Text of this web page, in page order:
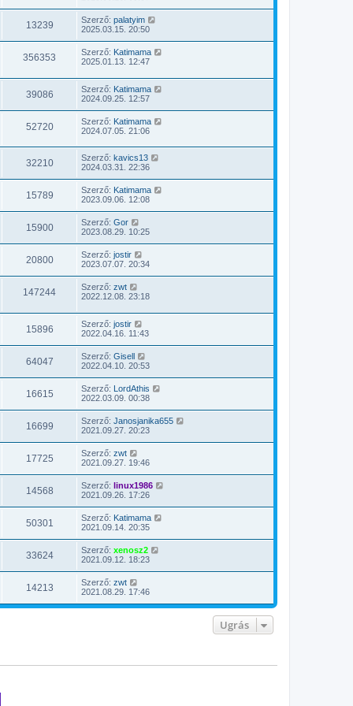
13239 Szerző: palatyim
2025.03.15. 20:50
356353 Szerző: Katimama
2025.01.13. 12:47
39086 Szerző: Katimama
2024.09.25. 12:57
52720 Szerző: Katimama
2024.07.05. 21:06
32210 Szerző: kavics13
2024.03.31. 22:36
15789 Szerző: Katimama
2023.09.06. 12:08
15900 Szerző: Gor
2023.08.29. 10:25
20800 Szerző: jostir
2023.07.07. 20:34
147244 Szerző: zwt
2022.12.08. 23:18
15896 Szerző: jostir
2022.04.16. 11:43
64047 Szerző: Gisell
2022.04.10. 20:53
16615 Szerző: LordAthis
2022.03.09. 00:38
16699 Szerző: Janosjanika655
2021.09.27. 20:23
17725 Szerző: zwt
2021.09.27. 19:46
14568 Szerző: linux1986
2021.09.26. 17:26
50301 Szerző: Katimama
2021.09.14. 20:35
33624 Szerző: xenosz2
2021.09.12. 18:23
14213 Szerző: zwt
2021.08.29. 17:46
Ugrás